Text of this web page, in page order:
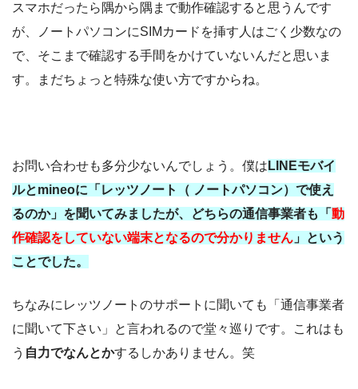
スマホだったら隅から隅まで動作確認すると思うんです
が、ノートパソコンにSIMカードを挿す人はごく少数なの
で、そこまで確認する手間をかけていないんだと思いま
す。まだちょっと特殊な使い方ですからね。
お問い合わせも多分少ないんでしょう。僕は LINEモバイ
ルとmineoに「レッツノート（ ノートパソコン）で使え
るのか」を聞いてみましたが、どちらの通信事業者も「 動
作確認をしていない端末となるので分かりません 」という
ことでした。
ちなみにレッツノートのサポートに聞いても「通信事業者
に聞いて下さい」と言われるので堂々巡りです。これはも
う 自力でなんとかするしかありません。笑